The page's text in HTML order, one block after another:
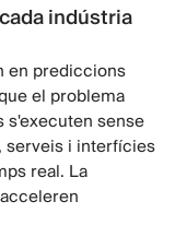
indústria
en prediccions
el problema
s'executen sense
serveis i interfícies
real. La